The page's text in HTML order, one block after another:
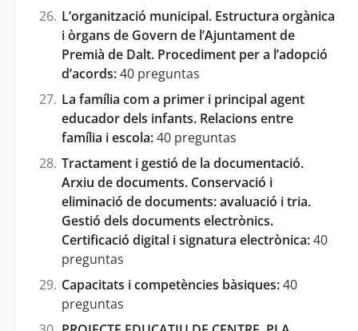
L’organització municipal. Estructura orgànica
i òrgans de Govern de l’Ajuntament de
Premià de Dalt. Procediment per a l’adopció
d’acords:40 preguntas
La família com a primer i principal agent
educador dels infants. Relacions entre
família i escola:40 preguntas
Tractament i gestió de la documentació.
Arxiu de documents. Conservació i
eliminació de documents: avaluació i tria.
Gestió dels documents electrònics.
Certificació digital i signatura electrònica:40
preguntas
Capacitats i competències bàsiques:40
preguntas